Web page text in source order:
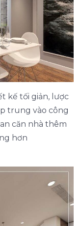
kế tối giản, lược
trung vào công
căn nhà thêm
hơn